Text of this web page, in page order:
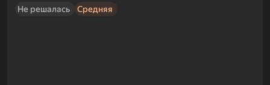
Не решалась Средняя